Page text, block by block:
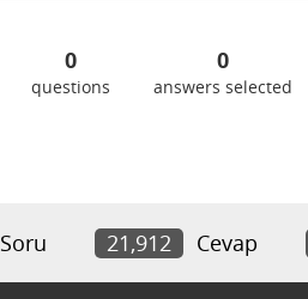
0
questions
0
answers selected
Soru 21,912 Cevap